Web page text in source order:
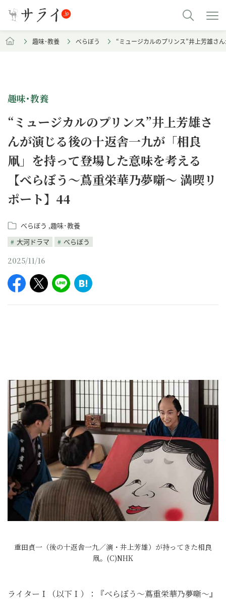
趣味･教養 べらぼう “ミュージカルのプリンス”井上芳雄さ
趣味･教養
“ミュージカルのプリンス”井上芳雄さ
んが演じる後の十返舎一九が「相良
凧」を持って登場した意味を考える
【べらぼう～蔦重栄華乃夢噺～ 満喫リ
ポート】44
べらぼう 趣味･教養
大河ドラマ
べらぼう
2025/11/16
重田貞一（後の十返舎一九／演・井上芳雄）が持ってきた相良
凧。(C)NHK
ライターＩ（以下Ｉ）：『べらぼう～蔦重栄華乃夢噺～』